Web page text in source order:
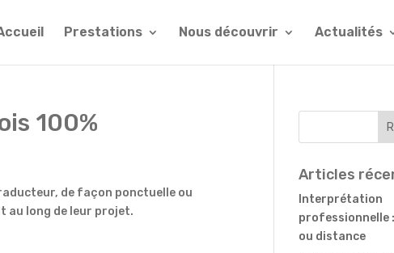
Prestations Nous découvrir Actualités
100%
de façon ponctuelle ou
au long de leur projet.
Articles
Interprétation
professionnelle
ou distance